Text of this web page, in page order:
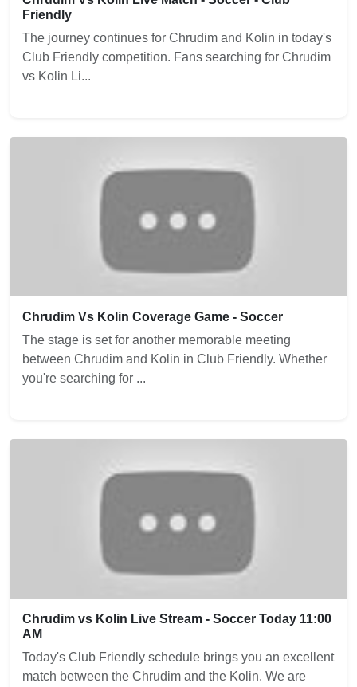
Friendly
The journey continues for Chrudim and Kolin in today's
Club Friendly competition. Fans searching for Chrudim
vs Kolin Li...
Chrudim Vs Kolin Coverage Game - Soccer
The stage is set for another memorable meeting
between Chrudim and Kolin in Club Friendly. Whether
you're searching for ...
Chrudim vs Kolin Live Stream - Soccer Today 11:00
AM
Today's Club Friendly schedule brings you an excellent
match between the Chrudim and the Kolin. We are